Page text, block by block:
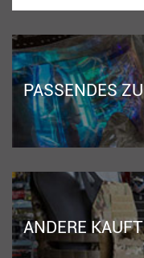
PASSENDES
ANDERE